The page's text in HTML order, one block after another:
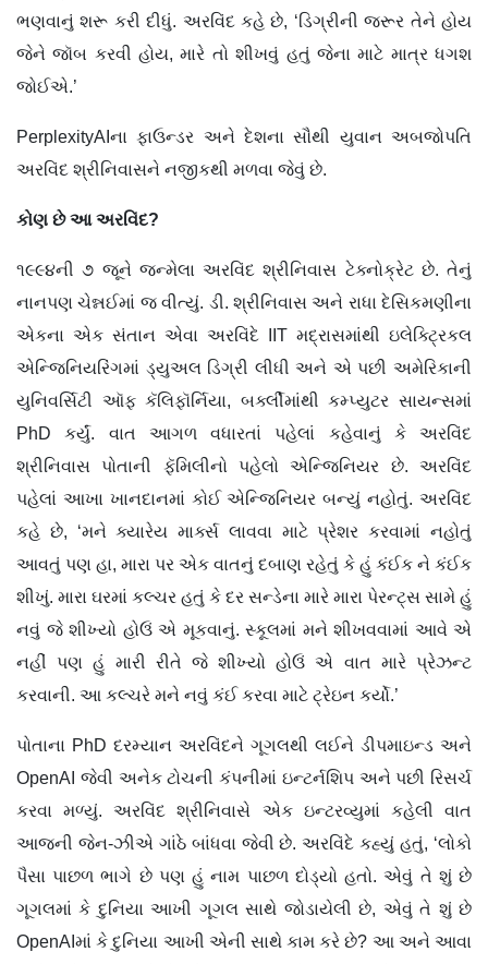
ભણવાનું શરૂ કરી દીધું. અરવિંદ કહે છે, ‘ડિગ્રીની જરૂર તેને હોય
જેને જૉબ કરવી હોય, મારે તો શીખવું હતું જેના માટે માત્ર ધગશ
જોઈએ.’
PerplexityAIના ફાઉન્ડર અને દેશના સૌથી યુવાન અબજોપતિ
અરવિંદ શ્રીનિવાસને નજીકથી મળવા જેવું છે.
કોણ છે આ અરવિંદ?
૧૯૯૪ની ૭ જૂને જન્મેલા અરવિંદ શ્રીનિવાસ ટેક્નોક્રેટ છે. તેનું
નાનપણ ચેન્નઈમાં જ વીત્યું. ડી. શ્રીનિવાસ અને રાધા દેસિકમણીના
એકના એક સંતાન એવા અરવિંદે IIT મદ્રાસમાંથી ઇલેક્ટ્રિકલ
એન્જિનિયરિંગમાં ડ્યુઅલ ડિગ્રી લીધી અને એ પછી અમેરિકાની
યુનિવર્સિટી ઑફ કૅલિફૉર્નિયા, બર્ક્લીમાંથી કમ્પ્યુટર સાયન્સમાં
PhD કર્યું. વાત આગળ વધારતાં પહેલાં કહેવાનું કે અરવિંદ
શ્રીનિવાસ પોતાની ફૅમિલીનો પહેલો એન્જિનિયર છે. અરવિંદ
પહેલાં આખા ખાનદાનમાં કોઈ એન્જિનિયર બન્યું નહોતું. અરવિંદ
કહે છે, ‘મને ક્યારેય માર્ક્સ લાવવા માટે પ્રેશર કરવામાં નહોતું
આવતું પણ હા, મારા પર એક વાતનું દબાણ રહેતું કે હું કંઈક ને કંઈક
શીખું. મારા ઘરમાં કલ્ચર હતું કે દર સન્ડેના મારે મારા પેરન્ટ્સ સામે હું
નવું જે શીખ્યો હોઉં એ મૂકવાનું. સ્કૂલમાં મને શીખવવામાં આવે એ
નહીં પણ હું મારી રીતે જે શીખ્યો હોઉં એ વાત મારે પ્રેઝન્ટ
કરવાની. આ કલ્ચરે મને નવું કંઈ કરવા માટે ટ્રેઇન કર્યો.’
પોતાના PhD દરમ્યાન અરવિંદને ગૂગલથી લઈને ડીપમાઇન્ડ અને
OpenAI જેવી અનેક ટોચની કંપનીમાં ઇન્ટર્નશિપ અને પછી રિસર્ચ
કરવા મળ્યું. અરવિંદ શ્રીનિવાસે એક ઇન્ટરવ્યુમાં કહેલી વાત
આજની જેન-ઝીએ ગાંઠે બાંધવા જેવી છે. અરવિંદે કહ્યું હતું, ‘લોકો
પૈસા પાછળ ભાગે છે પણ હું નામ પાછળ દોડ્યો હતો. એવું તે શું છે
ગૂગલમાં કે દુનિયા આખી ગૂગલ સાથે જોડાયેલી છે, એવું તે શું છે
OpenAIમાં કે દુનિયા આખી એની સાથે કામ કરે છે? આ અને આવા